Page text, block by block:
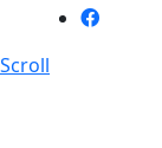
Scroll